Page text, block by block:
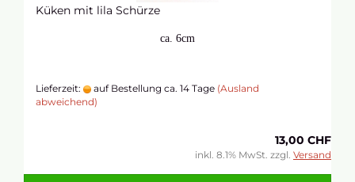
Küken mit lila Schürze
ca. 6cm
Lieferzeit: auf Bestellung ca. 14 Tage (Ausland
abweichend)
13,00 CHF
inkl. 8.1% MwSt. zzgl. Versand